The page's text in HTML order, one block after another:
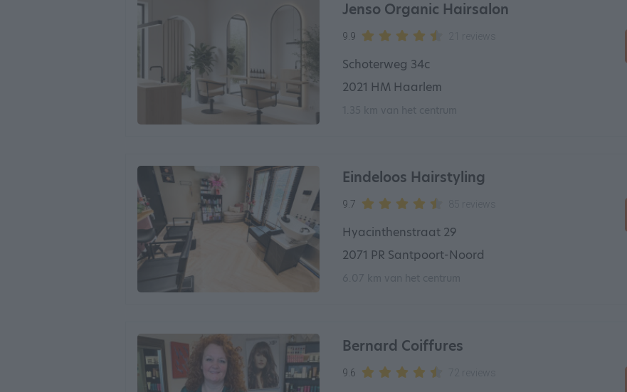
Jenso Organic Hairsalon
9.9
Schoterweg 34c
2021 HM Haarlem
Eindeloos Hairstyling
9.7
Hyacinthenstraat 29
2071 PR Santpoort-Noord
Bernard Coiffures
9.6